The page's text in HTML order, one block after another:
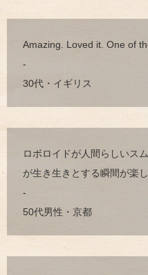
Amazing. Loved it. One of
-
30代・イギリス
ロボロイドが人間らしいス
が生き生きとする瞬間が楽し
-
50代男性・京都